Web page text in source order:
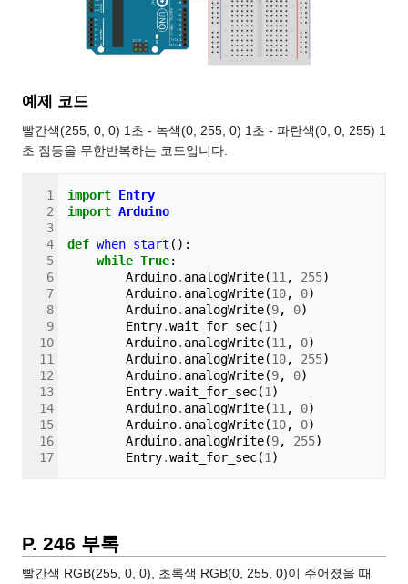
예제 코드
빨간색(255, 0, 0) 1초 - 녹색(0, 255, 0) 1초 - 파란색(0, 0, 255) 1
초 점등을 무한반복하는 코드입니다.
import Entry
import Arduino
def when_start ():
while True:
Arduino. analogWrite(11 , 255)
Arduino. analogWrite(10, 0)
Arduino. analogWrite(9, 0)
Entry.wait_for_sec(1 )
Arduino. analogWrite(11 , 0)
Arduino. analogWrite(10, 255)
Arduino. analogWrite(9, 0)
Entry.wait_for_sec(1 )
Arduino. analogWrite(11 , 0)
Arduino. analogWrite(10, 0)
Arduino. analogWrite(9, 255)
Entry.wait_for_sec(1 )
P. 246 부록
빨간색 RGB(255, 0, 0), 초록색 RGB(0, 255, 0)이 주어졌을 때